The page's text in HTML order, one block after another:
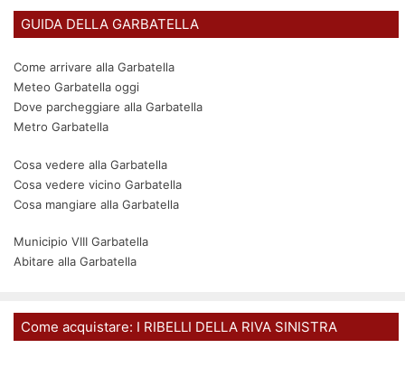
GUIDA DELLA GARBATELLA
Come arrivare alla Garbatella
Meteo Garbatella oggi
Dove parcheggiare alla Garbatella
Metro Garbatella
Cosa vedere alla Garbatella
Cosa vedere vicino Garbatella
Cosa mangiare alla Garbatella
Municipio VIII Garbatella
Abitare alla Garbatella
Come acquistare: I RIBELLI DELLA RIVA SINISTRA